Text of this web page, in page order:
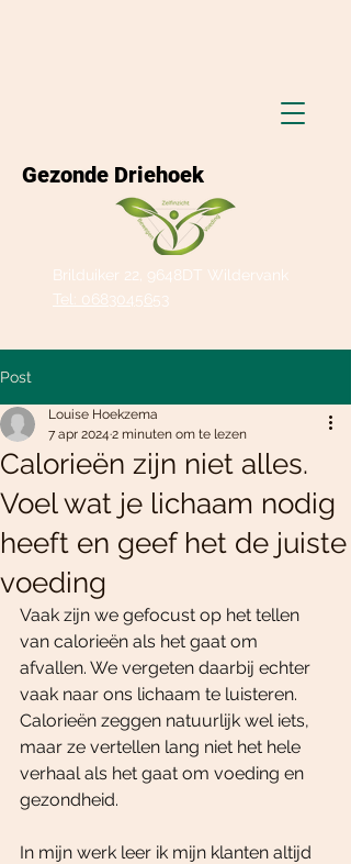
Gezonde Driehoek
Brilduiker 22, 9648DT Wildervank
Tel: 0683045653
Post
Calorieën zijn niet alles.
Voel wat je lichaam nodig
heeft en geef het de juiste
voeding
Louise Hoekzema
7 apr 2024 2 minuten om te lezen
Vaak zijn we gefocust op het tellen
van calorieën als het gaat om
afvallen. We vergeten daarbij echter
vaak naar ons lichaam te luisteren.
Calorieën zeggen natuurlijk wel iets,
maar ze vertellen lang niet het hele
verhaal als het gaat om voeding en
gezondheid.
In mijn werk leer ik mijn klanten altijd